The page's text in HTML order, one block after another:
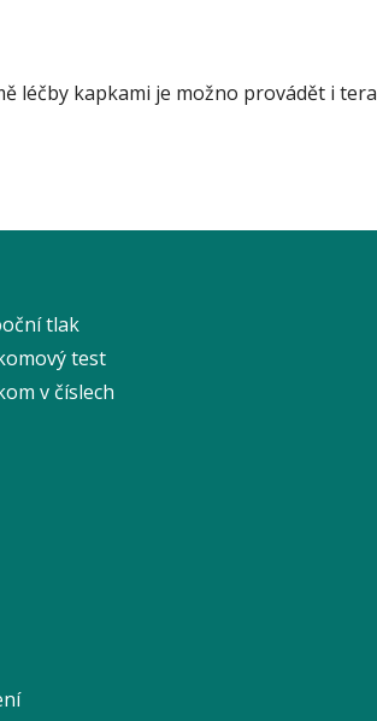
léčby kapkami je možno provádět i
tlak
test
v číslech